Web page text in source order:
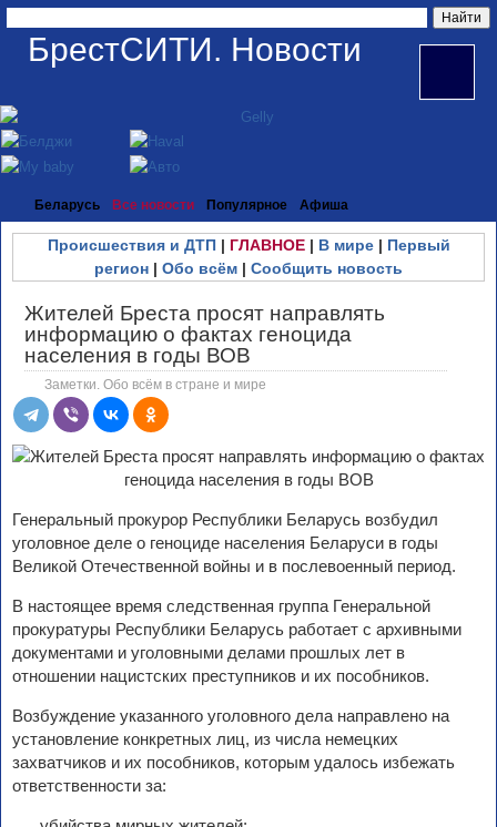
БрестСИТИ. Новости
Беларусь Все новости Популярное Афиша
Происшествия и ДТП| ГЛАВНОЕ| В мире| Первый
регион | Обо всём | Сообщить новость
Жителей Бреста просят направлять
информацию о фактах геноцида
населения в годы ВОВ
Заметки. Обо всём в стране и мире
Генеральный прокурор Республики Беларусь возбудил
уголовное деле о геноциде населения Беларуси в годы
Великой Отечественной войны и в послевоенный период.
В настоящее время следственная группа Генеральной
прокуратуры Республики Беларусь работает с архивными
документами и уголовными делами прошлых лет в
отношении нацистских преступников и их пособников.
Возбуждение указанного уголовного дела направлено на
установление конкретных лиц, из числа немецких
захватчиков и их пособников, которым удалось избежать
ответственности за: